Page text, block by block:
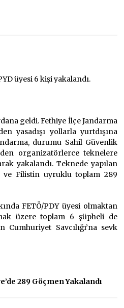
ago
ago
Kaçak Yapım
Ümidinde Olmamalı”
ago
üyesi 6 kişi yakalandı.
geldi. Fethiye İlçe Jandarma
yasadışı yollarla yurtdışına
durumu Sahil Güvenlik
organizatörlerce teknelere
yakalandı. Teknede yapılan
ve Filistin uyruklu toplam 289
FETÖ/PDY üyesi olmaktan
üzere toplam 6 şüpheli de
Savcılığı’na sevk
289 Göçmen Yakalandı